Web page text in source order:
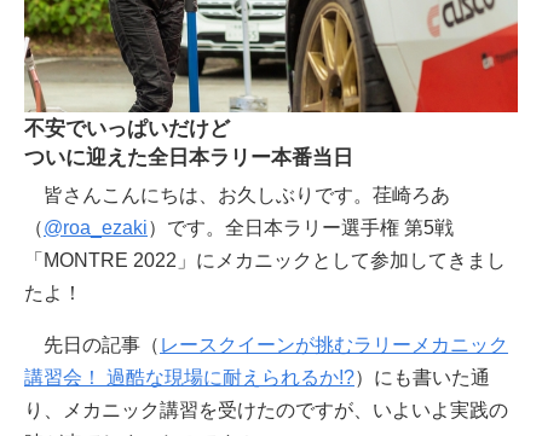
不安でいっぱいだけど
ついに迎えた全日本ラリー本番当日
皆さんこんにちは、お久しぶりです。荏崎ろあ
（@roa_ezaki）です。全日本ラリー選手権 第5戦
「MONTRE 2022」にメカニックとして参加してきまし
たよ！
先日の記事（ レースクイーンが挑むラリーメカニック
講習会！ 過酷な現場に耐えられるか!?）にも書いた通
り、メカニック講習を受けたのですが、いよいよ実践の